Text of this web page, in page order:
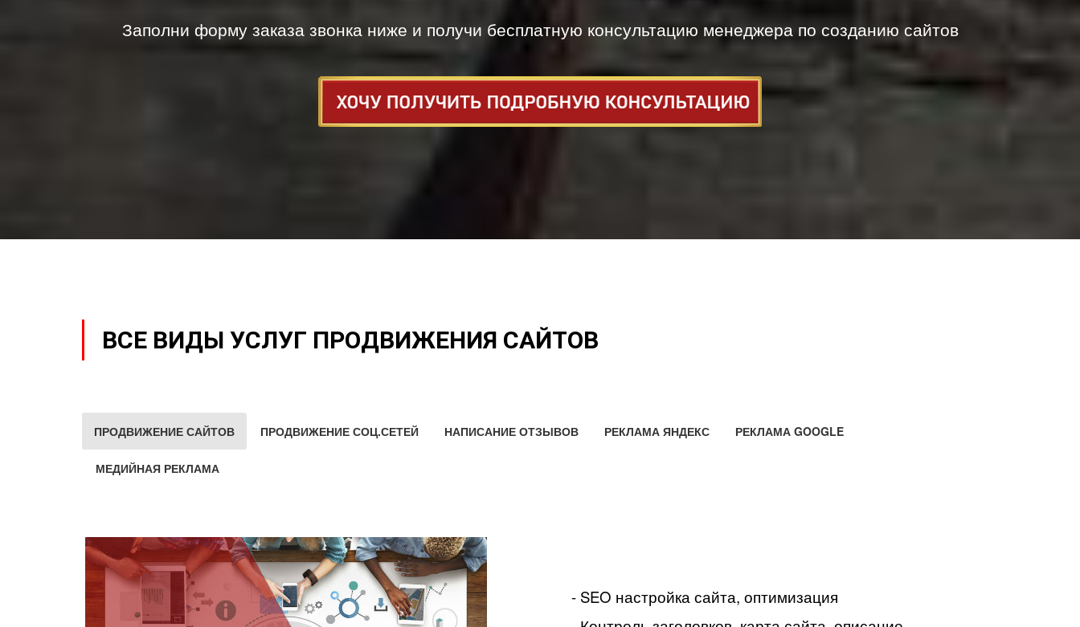
Заполни форму заказа звонка ниже и получи бесплатную консультацию менеджера по созданию сайтов
ВСЕ ВИДЫ УСЛУГ ПРОДВИЖЕНИЯ САЙТОВ
ПРОДВИЖЕНИЕ САЙТОВ ПРОДВИЖЕНИЕ СОЦ.СЕТЕЙ НАПИСАНИЕ ОТЗЫВОВ РЕКЛАМА ЯНДЕКС РЕКЛАМА GOOGLE
МЕДИЙНАЯ РЕКЛАМА
- SEO настройка сайта, оптимизация